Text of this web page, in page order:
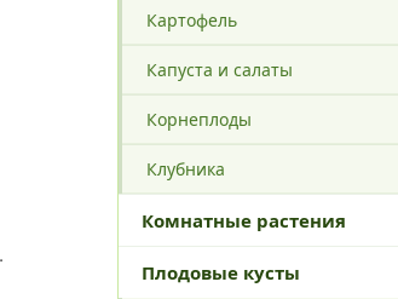
Картофель
Капуста и салаты
Корнеплоды
Клубника
Комнатные растения
Плодовые кусты